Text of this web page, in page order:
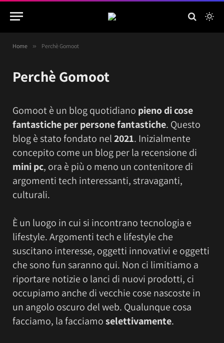
Home » Perchè Gomoot
Perchè Gomoot
Gomoot è un blog quotidiano pieno di cose
fantastiche per persone fantastiche. Questo
blog è stato fondato nel2021. Inizialmente
concepito come un blog per la recensione di
mini pc, ora è più o meno un contenitore di
argomenti tech interessanti, stravaganti,
culturali.
È un luogo in cui si incontrano tecnologia e
lifestyle. Argomenti tech e lifestyle che
suscitano interesse, oggetti innovativi e oggetti
che sono fun saranno qui. Non ci limitiamo a
riportare notizie o lanci di nuovi prodotti, ci
occupiamo anche di vecchie cose nascoste in
un angolo oscuro del web. Qualunque cosa
facciamo, la facciamoselettivamente.